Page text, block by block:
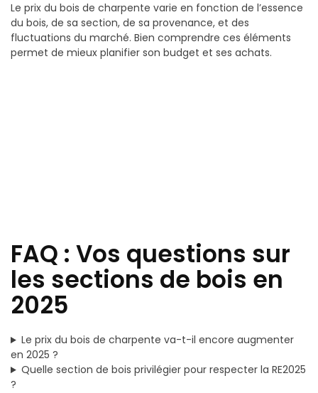
Le prix du bois de charpente varie en fonction de l’essence
du bois, de sa section, de sa provenance, et des
fluctuations du marché. Bien comprendre ces éléments
permet de mieux planifier son budget et ses achats.
FAQ : Vos questions sur
les sections de bois en
2025
Le prix du bois de charpente va-t-il encore augmenter
en 2025 ?
Quelle section de bois privilégier pour respecter la RE2025
?